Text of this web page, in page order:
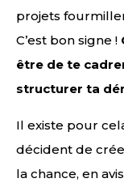
projets
C’est bon signe !
être de te
structurer ta
Il existe pour
décident de
la chance, en